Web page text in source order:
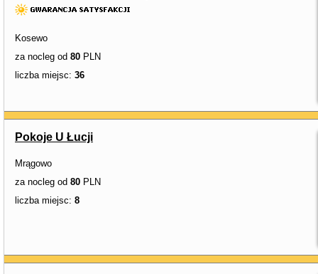
Kosewo
za nocleg od 80 PLN
liczba miejsc: 36
Pokoje U Łucji
Mrągowo
za nocleg od 80 PLN
liczba miejsc: 8